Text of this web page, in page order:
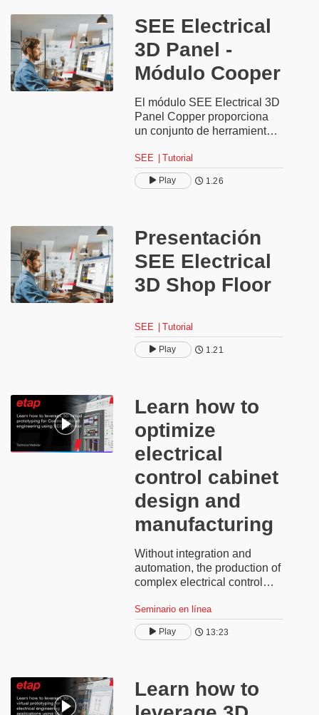
y puesta en marcha.
SEE Electrical
3D Panel -
Módulo Cooper
El módulo SEE Electrical 3D
Panel Copper proporciona
un conjunto de herramientas
eficientemente barras de
cobre, sino que también
permite simular su
los datos necesarios para la
fabricación.
SEE Tutorial
Play 1.26
Presentación
SEE Electrical
3D Shop Floor
SEE Tutorial
Play 1.21
Learn how to
optimize
electrical
control cabinet
design and
manufacturing
Without integration and
automation, the production of
complex electrical control
machinery can suffer from
delays due to errors. Learn
how ETAP SEE 3D Panel for
fully integrated, real-time
engineering and production
platform for electrical
Seminario en línea
Play 13:23
Learn how to